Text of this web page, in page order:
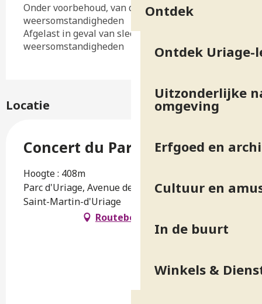
Ontdek
Ontdek Uriage-
Uitzonderlijke
omgeving
Erfgoed en
Cultuur en
In de buurt
Winkels &
Onder voorbehoud, van de
weersomstandigheden
Afgelast in geval van slechte
weersomstandigheden
Locatie
Concert du Parc : Sharewood
Hoogte : 408m
Parc d'Uriage, Avenue des Thermes, 38410
Saint-Martin-d'Uriage
Routebeschrijving